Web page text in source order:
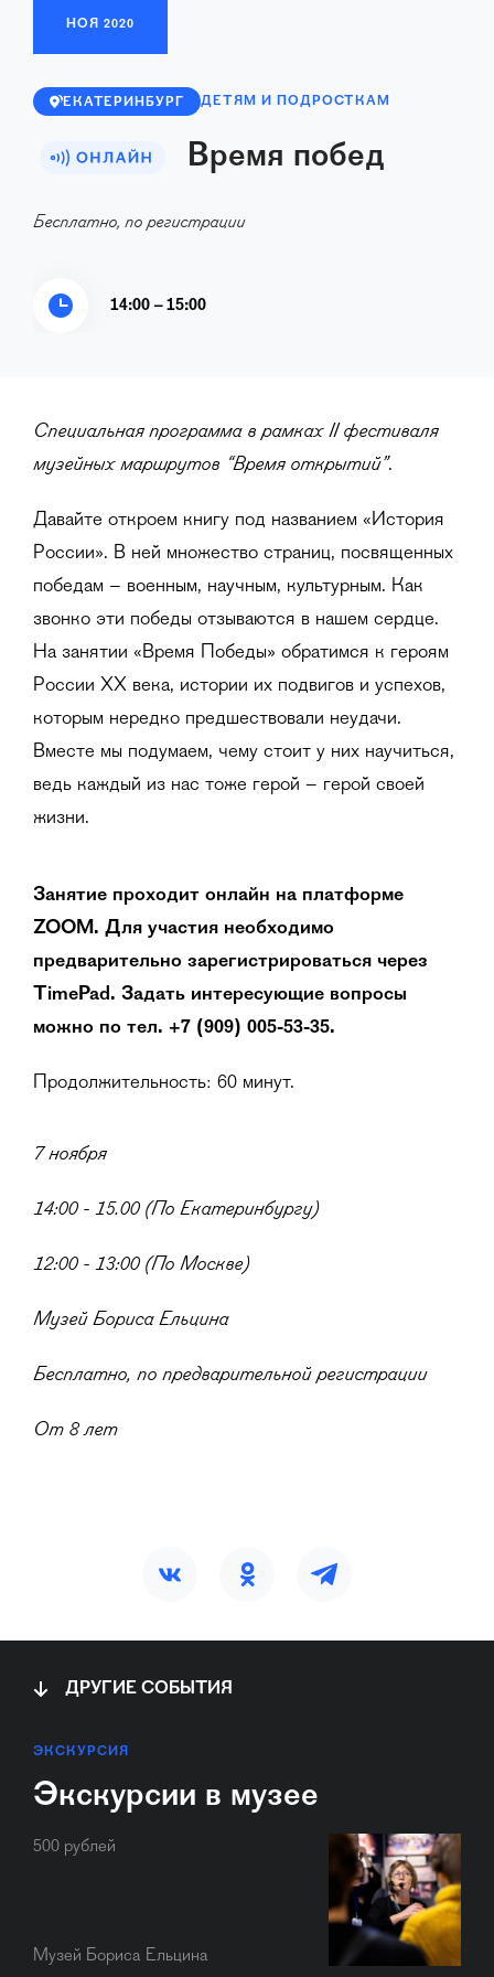
НОЯ 2020
ЕКАТЕРИНБУРГ ДЕТЯМ И ПОДРОСТКАМ
Время побед
Бесплатно, по регистрации
14:00 – 15:00
Специальная программа в рамках II фестиваля
музейных маршрутов “Время открытий”.
Давайте откроем книгу под названием «История
России». В ней множество страниц, посвященных
победам – военным, научным, культурным. Как
звонко эти победы отзываются в нашем сердце.
На занятии «Время Победы» обратимся к героям
России XX века, истории их подвигов и успехов,
которым нередко предшествовали неудачи.
Вместе мы подумаем, чему стоит у них научиться,
ведь каждый из нас тоже герой – герой своей
жизни.
Занятие проходит онлайн на платформе
ZOOM. Для участия необходимо
предварительно зарегистрироваться через
TimePad. Задать интересующие вопросы
можно по тел. +7 (909) 005-53-35.
Продолжительность: 60 минут.
7 ноября
14:00 - 15.00 (По Екатеринбургу)
12:00 - 13:00 (По Москве)
Музей Бориса Ельцина
Бесплатно, по предварительной регистрации
От 8 лет
ДРУГИЕ СОБЫТИЯ
ЭКСКУРСИЯ
Экскурсии в музее
500 рублей
Музей Бориса Ельцина